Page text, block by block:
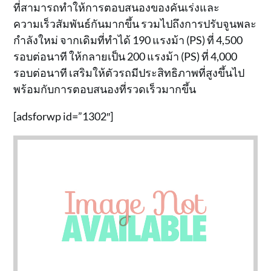
ที่สามารถทำให้การตอบสนองของคันเร่งและ
ความเร็วสัมพันธ์กันมากขึ้น รวมไปถึงการปรับจูนพละ
กำลังใหม่ จากเดิมที่ทำได้ 190 แรงม้า (PS) ที่ 4,500
รอบต่อนาที ให้กลายเป็น 200 แรงม้า (PS) ที่ 4,000
รอบต่อนาที เสริมให้ตัวรถมีประสิทธิภาพที่สูงขึ้นไป
พร้อมกับการตอบสนองที่รวดเร็วมากขึ้น
[adsforwp id=”1302″]